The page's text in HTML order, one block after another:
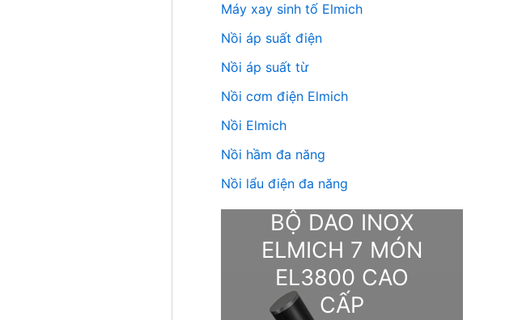
Máy xay sinh tố Elmich
Nồi áp suất điện
Nồi áp suất từ
Nồi cơm điện Elmich
Nồi Elmich
Nồi hầm đa năng
Nồi lẩu điện đa năng
BỘ DAO INOX
ELMICH 7 MÓN
EL3800 CAO
CẤP